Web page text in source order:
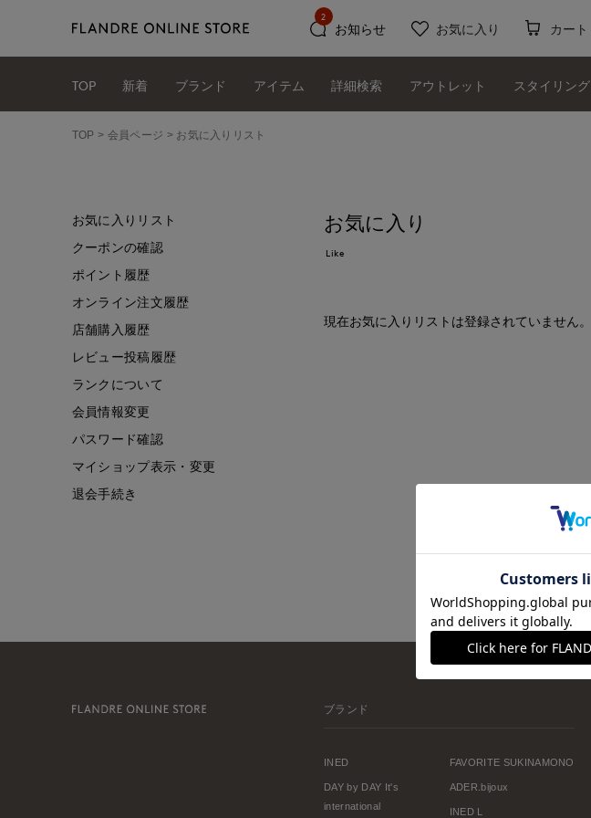
お知らせ
2
お気に入り カート
TOP 新着 ブランド アイテム 詳細検索 アウトレット スタイリング
TOP 会員ページ お気に入りリスト
お気に入り
Like
現在お気に入りリストは登録されていません。
お気に入りリスト
クーポンの確認
ポイント履歴
オンライン注文履歴
店舗購入履歴
レビュー投稿履歴
ランクについて
会員情報変更
パスワード確認
マイショップ表示・変更
退会手続き
ブランド
INED
DAY by DAY It's
international
FAVORITE SUKINAMONO
ADER.bijoux
INED L